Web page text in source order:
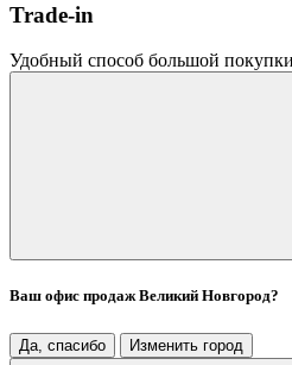
Trade-in
Удобный способ большой покупки
Ваш офис продажВеликий Новгород?
Да, спасибо Изменить город